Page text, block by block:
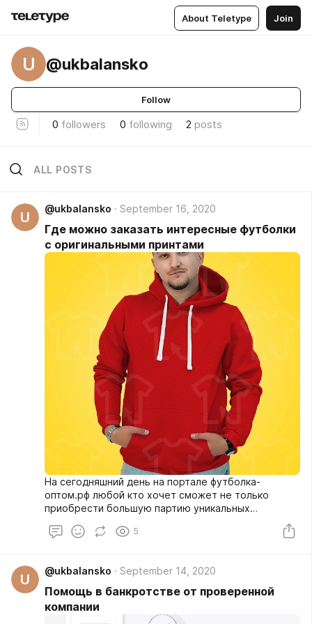
About Teletype Join
U @ukbalansko
Follow
0 followers 0 following 2 posts
ALL POSTS
U
@ukbalansko September 16, 2020
Где можно заказать интересные футболки
с оригинальными принтами
На сегодняшний день на портале футболка-
оптом.рф любой кто хочет сможет не только
приобрести большую партию уникальных
футболках. Вся продукция отличается высочайшим
собственными швейными и печатными цехами.
5
U
@ukbalansko September 14, 2020
Помощь в банкротстве от проверенной
компании